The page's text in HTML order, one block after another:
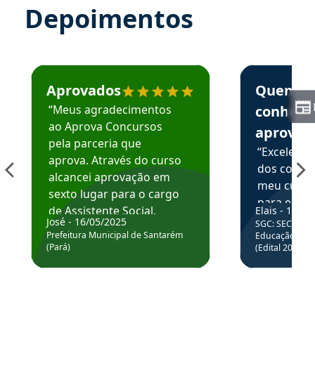
Depoimentos
Estudante José recomenda o Aprova Concursos em
Aprovados
“Meus agradecimentos
ao Aprova Concursos
pela parceria que
aprova. Através do curso
alcancei aprovação em
sexto lugar para o cargo
de Assistente Social.
Hoje estou atuando na
Prefeitura de Santarém.
José - 16/05/2025
Prefeitura Municipal de Santarém
(Pará)
Estudante
Quem
aprova
dos
meu
para
colocar
através
de
Elais - 15/
SGC: SEC BA
Educação
(Edital